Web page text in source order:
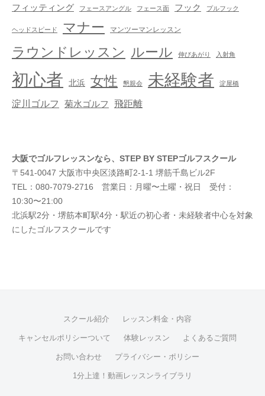
フィッティング フェースアングル フェース面 フック プルフック
ヘッドスピード マナー マンツーマンレッスン
ラウンドレッスン ルール 伸びあがり 入射角
初心者 北浜 女性 懇親会 未経験者 淀屋橋
淀川ゴルフ 菊水ゴルフ 飛距離
大阪でゴルフレッスンなら、STEP BY STEPゴルフスクール
〒541-0047 大阪市中央区淡路町2-1-1 堺筋千島ビル2F
TEL：080-7079-2716 営業日：月曜〜土曜・祝日 受付：
10:30〜21:00
北浜駅2分・堺筋本町駅4分・駅近の初心者・未経験者中心を対象
にしたゴルフスクールです
スクール紹介 レッスン料金・内容
キャンセルポリシーついて 体験レッスン よくあるご質問
お問い合わせ プライバシー・ポリシー
1分上達！動画レッスンライブラリ